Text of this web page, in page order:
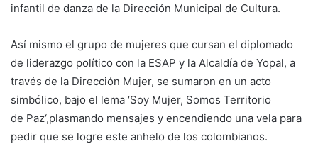
infantil de danza de la Dirección Municipal de Cultura.
Así mismo el grupo de mujeres que cursan el diplomado
de liderazgo político con la ESAP y la Alcaldía de Yopal, a
través de la Dirección Mujer, se sumaron en un acto
simbólico, bajo el lema ‘Soy Mujer, Somos Territorio
de Paz‘,plasmando mensajes y encendiendo una vela para
pedir que se logre este anhelo de los colombianos.